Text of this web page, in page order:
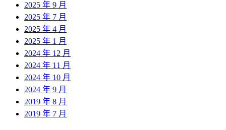
2025 年 9 月
2025 年 7 月
2025 年 4 月
2025 年 1 月
2024 年 12 月
2024 年 11 月
2024 年 10 月
2024 年 9 月
2019 年 8 月
2019 年 7 月